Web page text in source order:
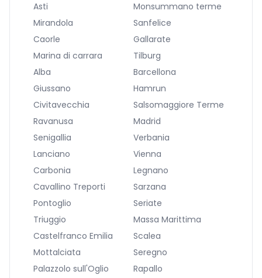
Asti
Monsummano terme
Mirandola
Sanfelice
Caorle
Gallarate
Marina di carrara
Tilburg
Alba
Barcellona
Giussano
Hamrun
Civitavecchia
Salsomaggiore Terme
Ravanusa
Madrid
Senigallia
Verbania
Lanciano
Vienna
Carbonia
Legnano
Cavallino Treporti
Sarzana
Pontoglio
Seriate
Triuggio
Massa Marittima
Castelfranco Emilia
Scalea
Mottalciata
Seregno
Palazzolo sull'Oglio
Rapallo